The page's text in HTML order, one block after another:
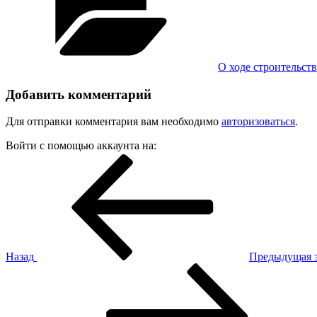
О ходе
Добавить комментарий
Для отправки комментария вам необходимо авторизоваться.
Войти с помощью аккаунта на:
Назад
Предыдущая